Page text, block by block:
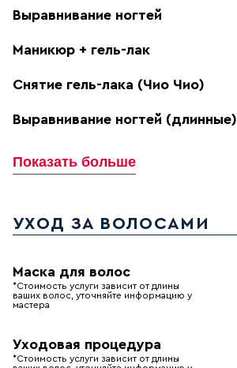
Выравнивание ногтей
Маникюр + гель-лак
Снятие гель-лака (Чио Чио)
Выравнивание ногтей (длинные)
Показать больше
УХОД ЗА ВОЛОСАМИ
Маска для волос
*Стоимость услуги зависит от длины
ваших волос, уточняйте информацию у
мастера
Уходовая процедура
*Стоимость услуги зависит от длины